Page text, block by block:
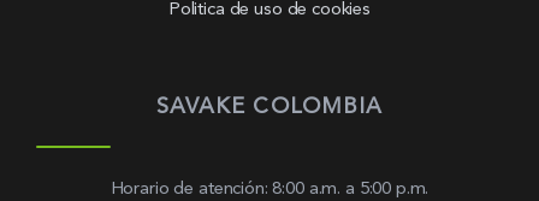
Politica de uso de cookies
SAVAKE COLOMBIA
Horario de atención: 8:00 a.m. a 5:00 p.m.